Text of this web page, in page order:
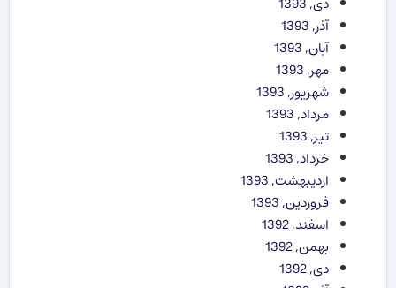
آذر, 1393
آبان, 1393
مهر, 1393
شهریور, 1393
مرداد, 1393
تیر, 1393
خرداد, 1393
اردیبهشت, 1393
فروردین, 1393
اسفند, 1392
بهمن, 1392
دی, 1392